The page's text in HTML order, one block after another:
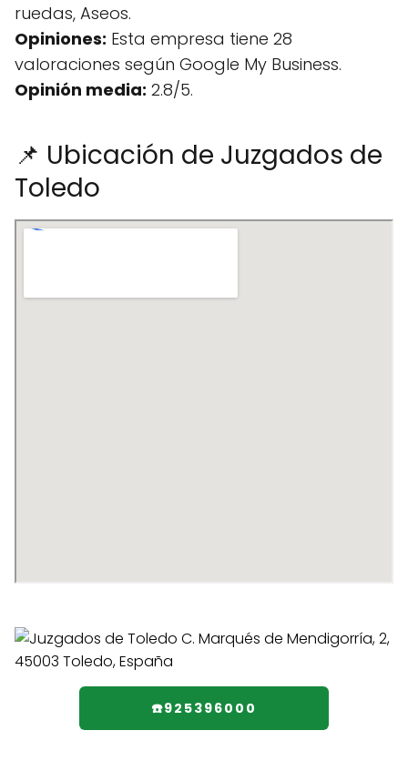
ruedas, Aseos.
Opiniones: Esta empresa tiene 28
valoraciones según Google My Business.
Opinión media: 2.8/5.
📌 Ubicación de Juzgados de
Toledo
☎️925396000